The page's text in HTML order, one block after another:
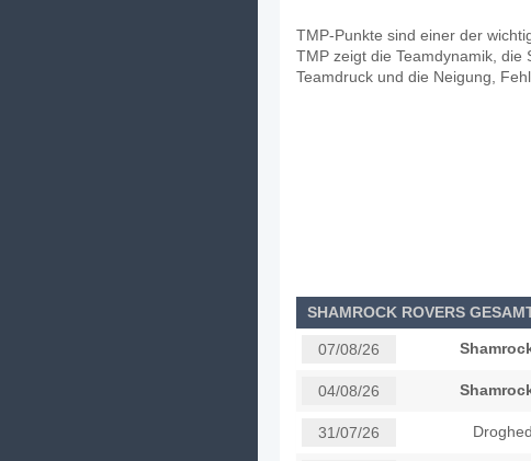
TMP-Punkte sind einer der
TMP zeigt die Teamdynamik, die
Teamdruck und die Neigung,
SHAMROCK ROVERS
07/08/26
04/08/26
31/07/26